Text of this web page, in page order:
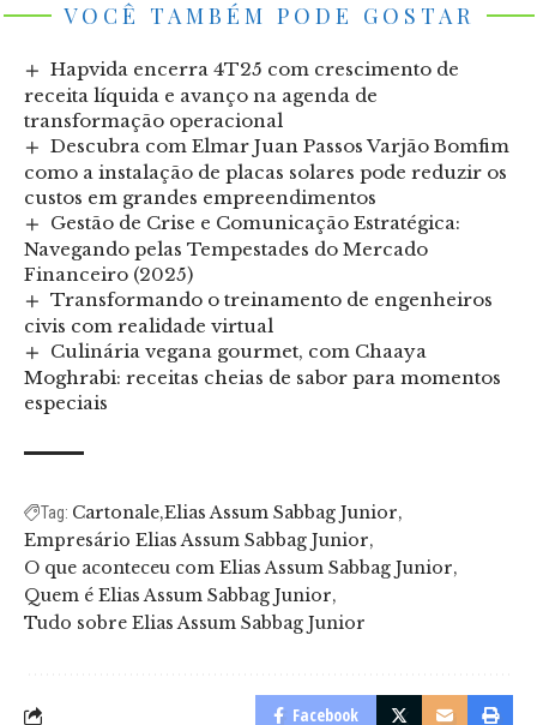
VOCÊ TAMBÉM PODE GOSTAR
Hapvida encerra 4T25 com crescimento de
receita líquida e avanço na agenda de
transformação operacional
Descubra com Elmar Juan Passos Varjão Bomfim
como a instalação de placas solares pode reduzir os
custos em grandes empreendimentos
Gestão de Crise e Comunicação Estratégica:
Navegando pelas Tempestades do Mercado
Financeiro (2025)
Transformando o treinamento de engenheiros
civis com realidade virtual
Culinária vegana gourmet, com Chaaya
Moghrabi: receitas cheias de sabor para momentos
especiais
Tag: Cartonale Elias Assum Sabbag Junior
Empresário Elias Assum Sabbag Junior
O que aconteceu com Elias Assum Sabbag Junior
Quem é Elias Assum Sabbag Junior
Tudo sobre Elias Assum Sabbag Junior
Facebook